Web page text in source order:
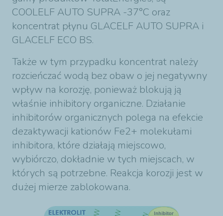
COOLELF AUTO SUPRA -37°C oraz
koncentrat płynu GLACELF AUTO SUPRA i
GLACELF ECO BS.
Także w tym przypadku koncentrat należy
rozcieńczać wodą bez obaw o jej negatywny
wpływ na korozję, ponieważ blokują ją
właśnie inhibitory organiczne. Działanie
inhibitorów organicznych polega na efekcie
dezaktywacji kationów Fe2+ molekułami
inhibitora, które działają miejscowo,
wybiórczo, dokładnie w tych miejscach, w
których są potrzebne. Reakcja korozji jest w
dużej mierze zablokowana.